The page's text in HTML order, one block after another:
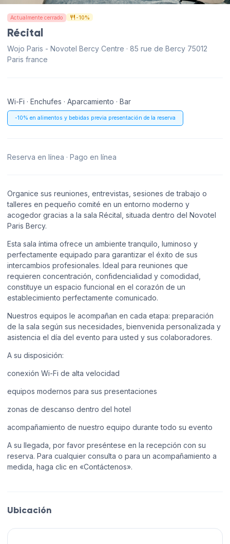
Actualmente cerrado -10%
Récital
Wojo Paris - Novotel Bercy Centre · 85 rue de Bercy 75012
Paris france
Wi-Fi · Enchufes · Aparcamiento · Bar
-10% en alimentos y bebidas previa presentación de la reserva
Reserva en línea · Pago en línea
Organice sus reuniones, entrevistas, sesiones de trabajo o
talleres en pequeño comité en un entorno moderno y
acogedor gracias a la sala Récital, situada dentro del Novotel
Paris Bercy.
Esta sala íntima ofrece un ambiente tranquilo, luminoso y
perfectamente equipado para garantizar el éxito de sus
intercambios profesionales. Ideal para reuniones que
requieren concentración, confidencialidad y comodidad,
constituye un espacio funcional en el corazón de un
establecimiento perfectamente comunicado.
Nuestros equipos le acompañan en cada etapa: preparación
de la sala según sus necesidades, bienvenida personalizada y
asistencia el día del evento para usted y sus colaboradores.
A su disposición:
conexión Wi-Fi de alta velocidad
equipos modernos para sus presentaciones
zonas de descanso dentro del hotel
acompañamiento de nuestro equipo durante todo su evento
A su llegada, por favor preséntese en la recepción con su
reserva. Para cualquier consulta o para un acompañamiento a
medida, haga clic en «Contáctenos».
Ubicación